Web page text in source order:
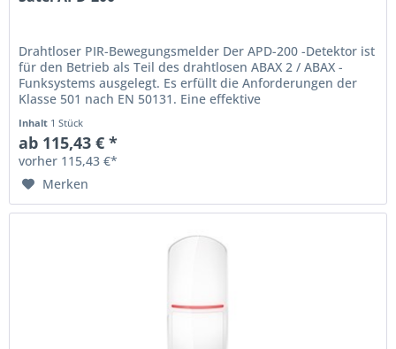
Drahtloser PIR-Bewegungsmelder Der APD-200 -Detektor ist
für den Betrieb als Teil des drahtlosen ABAX 2 / ABAX -
Funksystems ausgelegt. Es erfüllt die Anforderungen der
Klasse 501 nach EN 50131. Eine effektive
Inhalt 1 Stück
ab 115,43 € *
vorher 115,43 €*
Merken